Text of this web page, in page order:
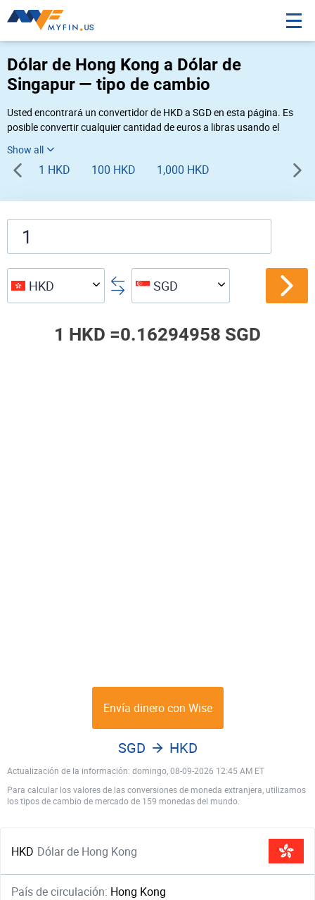
Dólar de Hong Kong a Dólar de
Singapur — tipo de cambio
Usted encontrará un convertidor de HKD a SGD en esta página. Es
posible convertir cualquier cantidad de euros a libras usando el
usted necesita una conversión inversa, vaya al convertidor de pares
deSGD HKD.
1 HKD 100 HKD 1,000 HKD
HKD SGD
1 HKD =0.16294958 SGD
Envía dinero con Wise
Actualización de la información: domingo, 08-09-2026 12:45 AM ET
SGD HKD
Para calcular los valores de las conversiones de moneda extranjera, utilizamos
los tipos de cambio de mercado de 159 monedas del mundo.
HKD Dólar de Hong Kong
País de circulación: Hong Kong